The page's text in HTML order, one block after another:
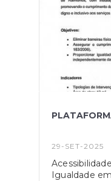
29-SET-2025
Igualdade